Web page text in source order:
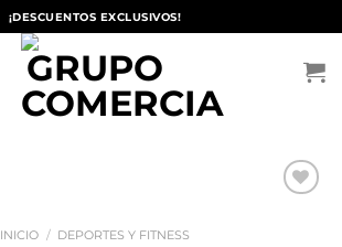
¡DESCUENTOS EXCLUSIVOS!
INICIO / DEPORTES Y FITNESS